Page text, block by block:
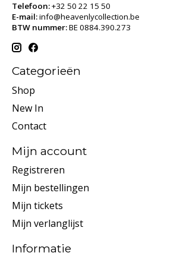
Telefoon:+32 50 22 15 50
E-mail:info@heavenlycollection.be
BTW nummer:BE 0884.390.273
Categorieën
Shop
New In
Contact
Mijn account
Registreren
Mijn bestellingen
Mijn tickets
Mijn verlanglijst
Informatie